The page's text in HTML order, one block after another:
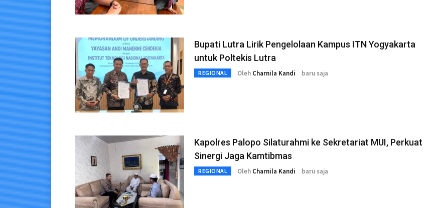
Bupati Lutra Lirik Pengelolaan Kampus ITN Yogyakarta
untuk Poltekis Lutra
REGIONAL Oleh Charnila Kandi baru saja
Kapolres Palopo Silaturahmi ke Sekretariat MUI, Perkuat
Sinergi Jaga Kamtibmas
REGIONAL Oleh Charnila Kandi baru saja